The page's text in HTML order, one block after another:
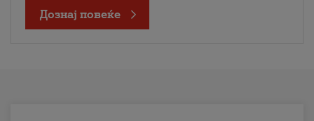
Дознај повеќе